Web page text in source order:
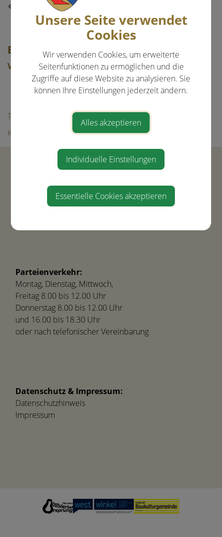
EVENTS & FREIZEIT
Veranstaltungen
Aktuelle Veranstaltungen
Tourismus
Kultur & Freizeit
⇐ zurück
Gemeinde Ernsthofen
4432 Ernsthofen
+43(0) 7435-8450
Parteienverkehr:
Montag, Dienstag, Mittwoch,
Freitag 8.00 bis 12.00 Uhr
Donnerstag 8.00 bis 12.00 Uhr
und 16.00 bis 18.30 Uhr
oder nach telefonischer Vereinbarung
Datenschutz & Impressum:
Datenschutzhinweis
Impressum
Unsere Seite verwendet
Cookies
Wir verwenden Cookies, um erweiterte
Seitenfunktionen zu ermöglichen und die
Zugriffe auf diese Website zu analysieren. Sie
können Ihre Einstellungen jederzeit ändern.
Alles akzeptieren
Individuelle Einstellungen
Essentielle Cookies akzeptieren